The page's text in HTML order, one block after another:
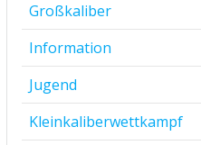
Großkaliber
Information
Jugend
Kleinkaliberwettkampf